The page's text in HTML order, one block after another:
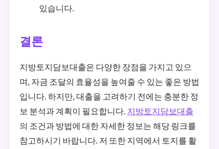
있습니다.
결론
지방토지담보대출은 다양한 장점을 가지고 있으
며, 자금 조달의 효율성을 높여줄 수 있는 좋은 방법
입니다. 하지만, 대출을 고려하기 전에는 충분한 정
보 분석과 계획이 필요합니다. 지방토지담보대출
의 조건과 방법에 대한 자세한 정보는 해당 링크를
참고하시기 바랍니다. 저 또한 지역에서 토지를 활